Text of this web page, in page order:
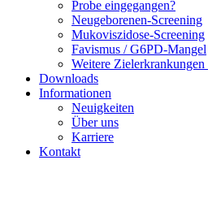
Probe eingegangen?
Neugeborenen-Screening
Mukoviszidose-Screening
Favismus / G6PD-Mangel
Weitere Zielerkrankungen
Downloads
Informationen
Neuigkeiten
Über uns
Karriere
Kontakt